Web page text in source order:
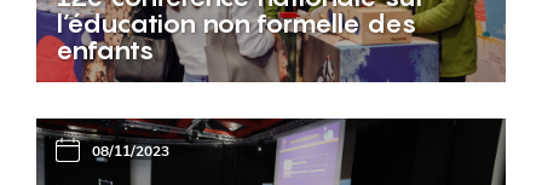
l’éducation non formelle des
enfants
08/11/2023